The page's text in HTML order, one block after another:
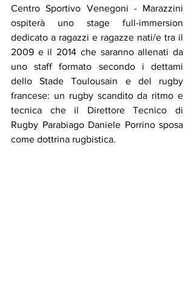
Centro Sportivo Venegoni - Marazzini
ospiterà uno stage full-immersion
dedicato a ragazzi e ragazze nati/e tra il
2009 e il 2014 che saranno allenati da
uno staff formato secondo i dettami
dello Stade Toulousain e del rugby
francese: un rugby scandito da ritmo e
tecnica che il Direttore Tecnico di
Rugby Parabiago Daniele Porrino sposa
come dottrina rugbistica.